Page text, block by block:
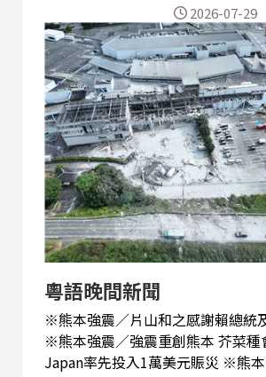
明延伸大陸礁層申請 爭取資源權
粵語晚間新聞
※熊本強震／片山和之感謝賴總統
※熊本強震／強震重創熊本 芥菜種
Japan率先投入1萬美元賑災 ※熊
2026-07-29